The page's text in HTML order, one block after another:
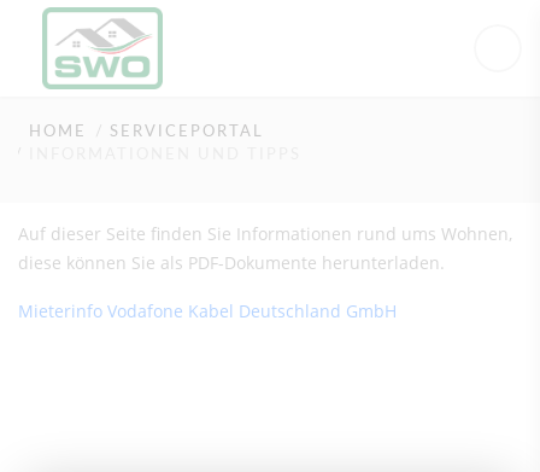
Informationen und Tipps
HOME
SERVICEPORTAL
Auf dieser Seite finden Sie Informationen rund ums Wohnen,
diese können Sie als PDF-Dokumente herunterladen.
Mieterinfo Vodafone Kabel Deutschland GmbH